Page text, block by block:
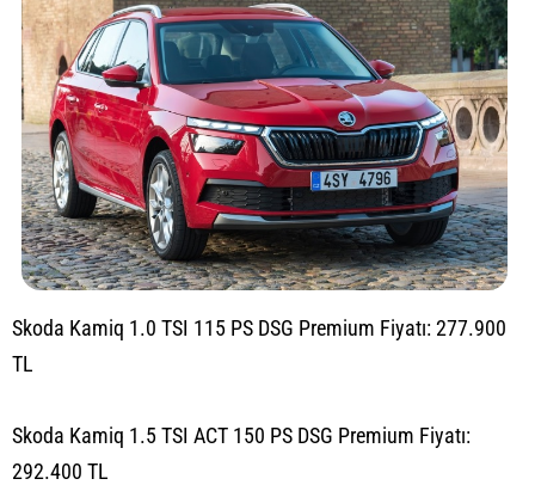
Skoda Kamiq 1.0 TSI 115 PS DSG Premium Fiyatı: 277.900
TL
Skoda Kamiq 1.5 TSI ACT 150 PS DSG Premium Fiyatı:
292.400 TL